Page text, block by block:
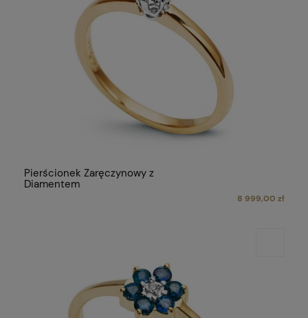
Pierścionek Zaręczynowy z
Diamentem
8 999,00 zł